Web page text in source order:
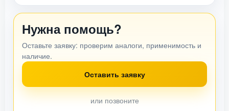
Нужна помощь?
Оставьте заявку: проверим аналоги, применимость и
наличие.
Оставить заявку
или позвоните